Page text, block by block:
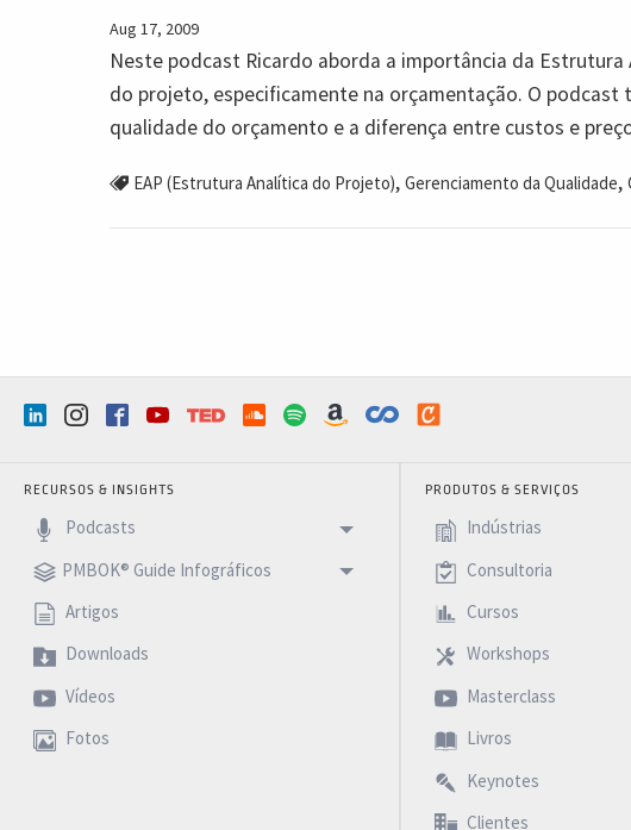
Aug 17, 2009
Neste podcast Ricardo aborda a importância da
do projeto, especificamente na orçamentação. O podcast
qualidade do orçamento e a diferença entre custos e
EAP (Estrutura Analítica do Projeto), Gerenciamento da Qualidade,
RECURSOS & INSIGHTS
Podcasts
PMBOK® Guide Infográficos
Artigos
Downloads
Vídeos
Fotos
PRODUTOS & SERVIÇOS
Indústrias
Consultoria
Cursos
Workshops
Masterclass
Livros
Keynotes
Clientes